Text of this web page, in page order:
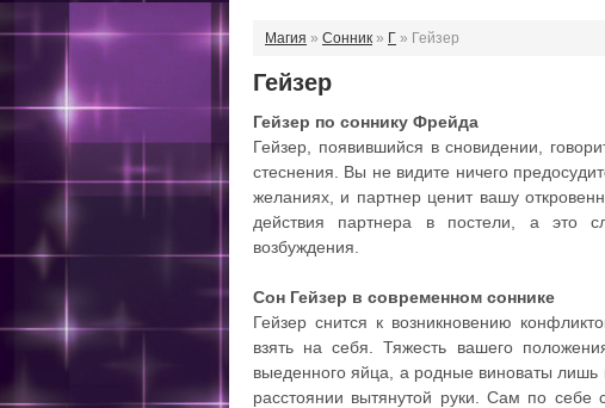
Магия » Сонник » Г » Гейзер
Гейзер
Гейзер по соннику Фрейда
Гейзер, появившийся в сновидении,
стеснения. Вы не видите ничего
желаниях, и партнер ценит вашу
действия партнера в постели, а это
возбуждения.
Сон Гейзер в современном соннике
Гейзер снится к возникновению
взять на себя. Тяжесть вашего
выеденного яйца, а родные виноваты лишь
расстоянии вытянутой руки. Сам по себе